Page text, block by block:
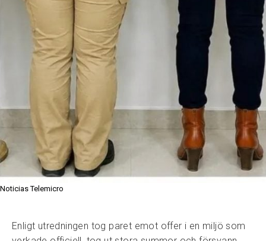
Noticias Telemicro
Enligt utredningen tog paret emot offer i en miljö som